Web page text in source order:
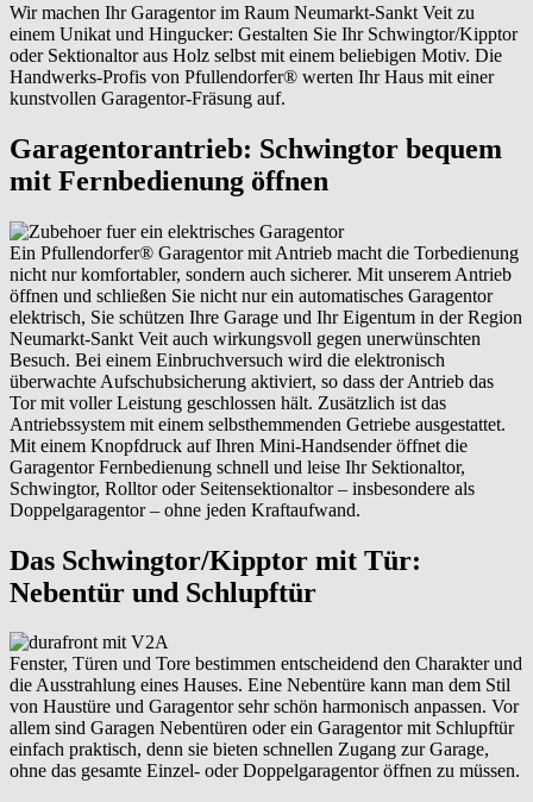
Wir machen Ihr Garagentor im Raum Neumarkt-Sankt Veit zu
einem Unikat und Hingucker: Gestalten Sie Ihr Schwingtor/Kipptor
oder Sektionaltor aus Holz selbst mit einem beliebigen Motiv. Die
Handwerks-Profis von Pfullendorfer® werten Ihr Haus mit einer
kunstvollen Garagentor-Fräsung auf.
Garagentorantrieb: Schwingtor bequem
mit Fernbedienung öffnen
Ein Pfullendorfer® Garagentor mit Antrieb macht die Torbedienung
nicht nur komfortabler, sondern auch sicherer. Mit unserem Antrieb
öffnen und schließen Sie nicht nur ein automatisches Garagentor
elektrisch, Sie schützen Ihre Garage und Ihr Eigentum in der Region
Neumarkt-Sankt Veit auch wirkungsvoll gegen unerwünschten
Besuch. Bei einem Einbruchversuch wird die elektronisch
überwachte Aufschubsicherung aktiviert, so dass der Antrieb das
Tor mit voller Leistung geschlossen hält. Zusätzlich ist das
Antriebssystem mit einem selbsthemmenden Getriebe ausgestattet.
Mit einem Knopfdruck auf Ihren Mini-Handsender öffnet die
Garagentor Fernbedienung schnell und leise Ihr Sektionaltor,
Schwingtor, Rolltor oder Seitensektionaltor – insbesondere als
Doppelgaragentor – ohne jeden Kraftaufwand.
Das Schwingtor/Kipptor mit Tür:
Nebentür und Schlupftür
Fenster, Türen und Tore bestimmen entscheidend den Charakter und
die Ausstrahlung eines Hauses. Eine Nebentüre kann man dem Stil
von Haustüre und Garagentor sehr schön harmonisch anpassen. Vor
allem sind Garagen Nebentüren oder ein Garagentor mit Schlupftür
einfach praktisch, denn sie bieten schnellen Zugang zur Garage,
ohne das gesamte Einzel- oder Doppelgaragentor öffnen zu müssen.